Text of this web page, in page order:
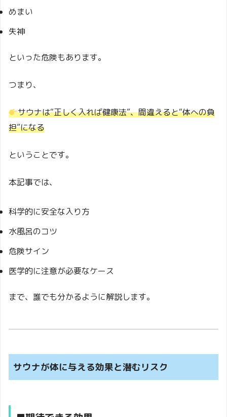
めまい
失神
といった危険もあります。
つまり、
サウナは“正しく入れば健康法”、間違えると“体への負
担”になる
ということです。
本記事では、
科学的に安全な入り方
水風呂のコツ
危険サイン
医学的に注意が必要なケース
まで、誰でも分かるように解説します。
サウナが体に与える効果と潜むリスク